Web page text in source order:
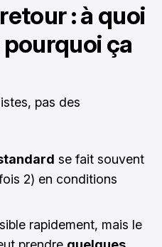
: à quoi
pourquoi ça
pas des
se fait souvent
2) en conditions
rapidement, mais le